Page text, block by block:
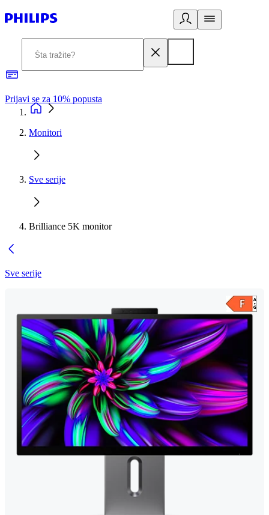
Prijavi se za 10% popusta
Monitori
Sve serije
Brilliance 5K monitor
Sve serije